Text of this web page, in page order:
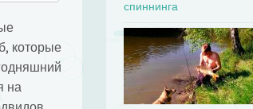
которые
на
спиннинга